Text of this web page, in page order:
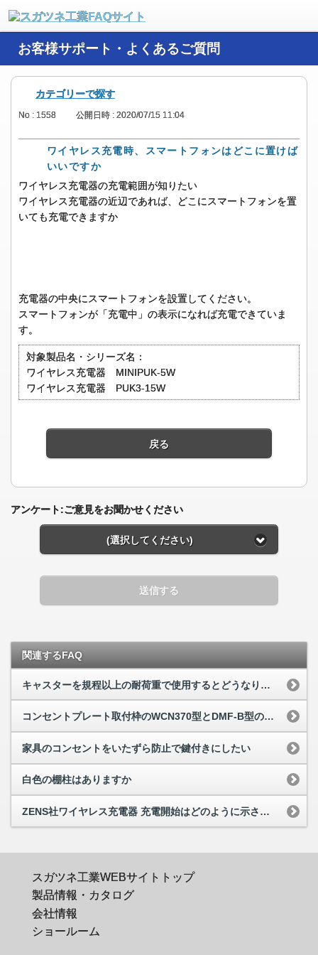
お客様サポート・よくあるご質問
カテゴリーで探す
No : 1558 公開日時 : 2020/07/15 11:04
ワイヤレス充電時、スマートフォンはどこに置けば
いいですか
ワイヤレス充電器の充電範囲が知りたい
ワイヤレス充電器の近辺であれば、どこにスマートフォンを置
いても充電できますか
充電器の中央にスマートフォンを設置してください。
スマートフォンが「充電中」の表示になれば充電できていま
す。
対象製品名・シリーズ名：
ワイヤレス充電器 MINIPUK-5W
ワイヤレス充電器 PUK3-15W
戻る
アンケート:ご意見をお聞かせください
(選択してください)
送信する
関連するFAQ
キャスターを規程以上の耐荷重で使用するとどうなりますか
コンセントプレート取付枠のWCN370型とDMF-B型の違いはなんですか
家具のコンセントをいたずら防止で鍵付きにしたい
白色の棚柱はありますか
ZENS社ワイヤレス充電器 充電開始はどのように示されますか
スガツネ工業WEBサイトトップ
製品情報・カタログ
会社情報
ショールーム